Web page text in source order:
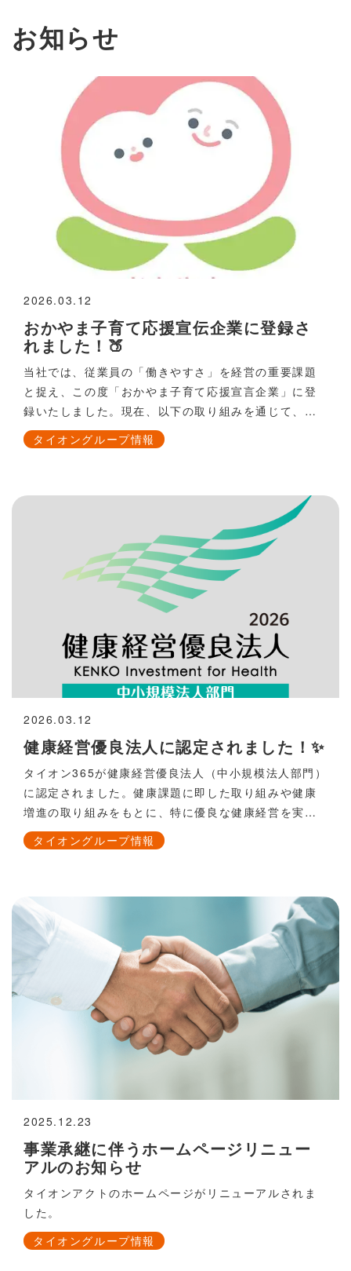
お知らせ
おかやま子育て応援宣伝企業に登録さ
れました！🍑
2026.03.12
当社では、従業員の「働きやすさ」を経営の重要課題
と捉え、この度「おかやま子育て応援宣言企業」に登
録いたしました。現在、以下の取り組みを通じて、子
育てと仕事の両立サポートに取り組んでいます。産
休・育休・有給休暇の高い取得率を目指し、会社全体
場への子どもとの出勤を認め、急なお子さんの体調不
良などにも柔軟に対応します他にも、社内イベントへ
の子連れ参加促進など、様々な取り組みで子育て中で
も働きやすい職場を目指しています。私たちは、ライ
フイベントに左右されず、誰もがキャリアを継続でき
る「長く働ける環境」をこれからも守り続けます。岡
山県のホームページはこちら（外部リンクに飛びま
す）8092-okayama.jp/haremaru-portal/
タイオングループ情報
健康経営優良法人に認定されました！✨
2026.03.12
タイオン365が健康経営優良法人（中小規模法人部門）
に認定されました。健康課題に即した取り組みや健康
増進の取り組みをもとに、特に優良な健康経営を実践
している法人を顕彰する制度です。以下は、当社の取
り組みの一例です。社会保険加入者の健康診断100％実
し、社員が安心・安全・健康でいきいきと働くことが
できる環境の整備に努めてまいります。
タイオングループ情報
事業承継に伴うホームページリニュー
アルのお知らせ
2025.12.23
タイオンアクトのホームページがリニューアルされま
した。
タイオングループ情報